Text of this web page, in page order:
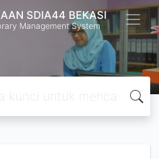
SDIA44 BEKASI
Management System